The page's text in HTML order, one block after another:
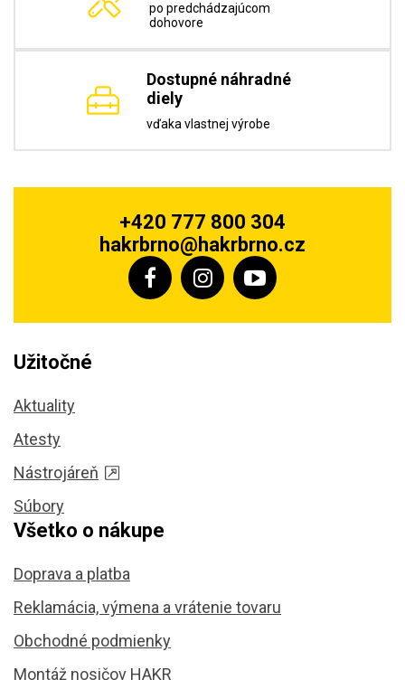
po predchádzajúcom
dohovore
Dostupné náhradné
diely
vďaka vlastnej výrobe
+420 777 800 304
hakrbrno@hakrbrno.cz
Užitočné
Aktuality
Atesty
Nástrojáreň
Súbory
Všetko o nákupe
Doprava a platba
Reklamácia, výmena a vrátenie tovaru
Obchodné podmienky
Montáž nosičov HAKR